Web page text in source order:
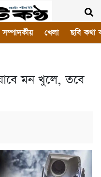
খেলা ছবি কথা
মন খুলে, তবে